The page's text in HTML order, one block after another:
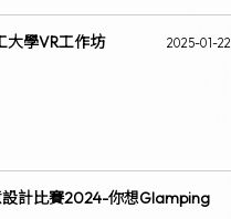
大學VR工作坊 2025-01-22
設計比賽2024-你想Glamping